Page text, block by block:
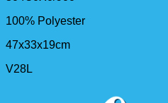
100% Polyester
47x33x19cm
V28L